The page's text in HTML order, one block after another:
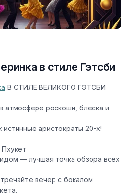
в стиле Гэтсби
В СТИЛЕ ВЕЛИКОГО ГЭТСБИ
атмосфере роскоши, блеска и
истинные аристократы 20-х!
— лучшая точка обзора всех
вечер с бокалом